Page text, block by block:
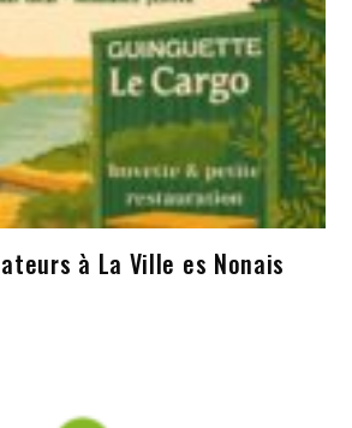
à La Ville es Nonais